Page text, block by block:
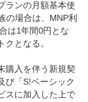
ランの月額基本使
の場合は、MNP利
は1年間0円とな
となる。
購入を伴う新規契
び「S!ベーシック
スに加入した上で